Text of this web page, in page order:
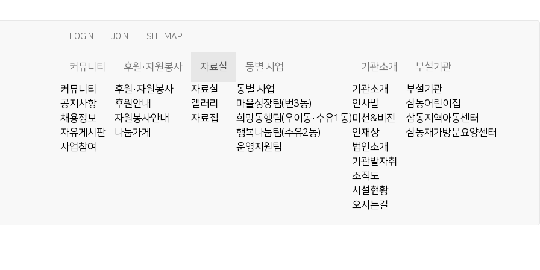
LOGIN JOIN SITEMAP
커뮤니티
커뮤니티
공지사항
채용정보
자유게시판
사업참여
후원·자원봉사
후원·자원봉사
후원안내
자원봉사안내
나눔가게
자료실
자료실
갤러리
자료집
동별 사업
동별 사업
마을성장팀(번3동)
희망동행팀(우이동·수유1동)
행복나눔팀(수유2동)
운영지원팀
기관소개
기관소개
인사말
미션&비전
인재상
법인소개
기관발자취
조직도
시설현황
오시는길
부설기관
부설기관
삼동어린이집
삼동지역아동센터
삼동재가방문요양센터